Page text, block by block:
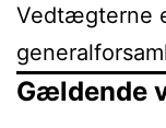
Vedtægterne
Gældende